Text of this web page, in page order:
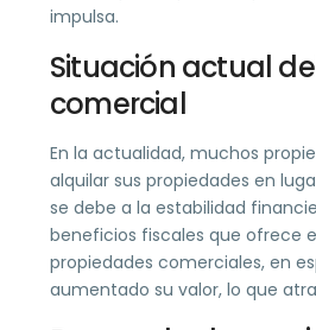
impulsa.
Situación actual
comercial
En la actualidad, muchos
alquilar sus propiedades en
se debe a la estabilidad
beneficios fiscales que ofrece
propiedades comerciales, en
aumentado su valor, lo que